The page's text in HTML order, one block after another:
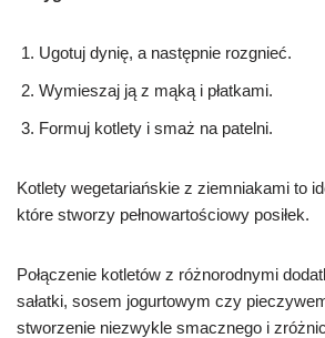
Ugotuj dynię, a następnie rozgnieć.
Wymieszaj ją z mąką i płatkami.
Formuj kotlety i smaż na patelni.
Kotlety wegetariańskie z ziemniakami to
które stworzy pełnowartościowy posiłek.
Połączenie kotletów z różnorodnymi
sałatki, sosem jogurtowym czy
stworzenie niezwykle smacznego i